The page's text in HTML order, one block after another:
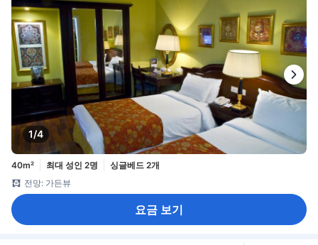
1/4
40m² 최대 성인 2명
싱글베드 2개
전망: 가든뷰
요금 보기